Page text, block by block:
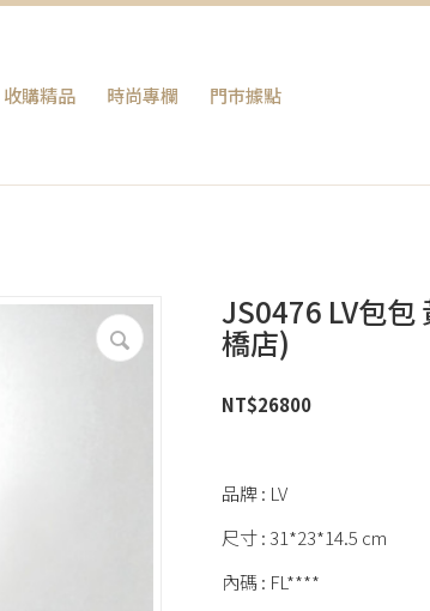
收購精品 時尚專欄 門巿據點
JS0476 LV包
橋店)
NT$26800
品牌 : LV
尺寸 : 31*23*14.5 cm
內碼 : FL****